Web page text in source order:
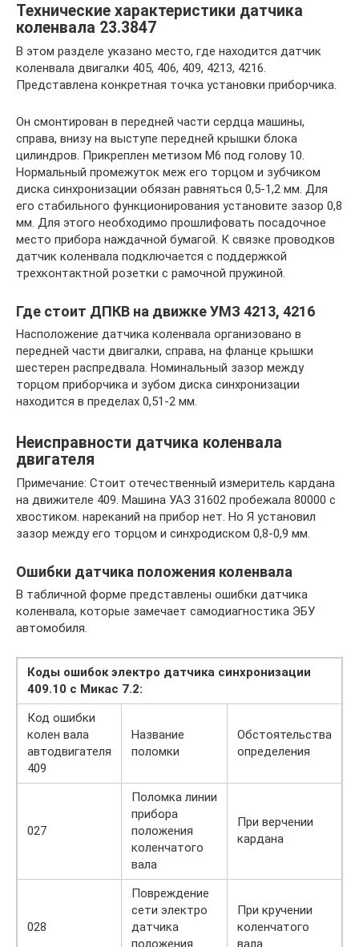
Технические характеристики датчика
коленвала 23.3847
В этом разделе указано место, где находится датчик
коленвала двигалки 405, 406, 409, 4213, 4216.
Представлена конкретная точка установки приборчика.
Он смонтирован в передней части сердца машины,
справа, внизу на выступе передней крышки блока
цилиндров. Прикреплен метизом М6 под голову 10.
Нормальный промежуток меж его торцом и зубчиком
диска синхронизации обязан равняться 0,5-1,2 мм. Для
его стабильного функционирования установите зазор 0,8
мм. Для этого необходимо прошлифовать посадочное
место прибора наждачной бумагой. К связке проводков
датчик коленвала подключается с поддержкой
трехконтактной розетки с рамочной пружиной.
Где стоит ДПКВ на движке УМЗ 4213, 4216
Hасположение датчика коленвала организовано в
передней части двигалки, справа, на фланце крышки
шестерен распредвала. Номинальный зазор между
торцом приборчика и зубом диска синхронизации
находится в пределах 0,51-2 мм.
Неисправности датчика коленвала
двигателя
Примечание: Стоит отечественный измеритель кардана
на движителе 409. Машина УАЗ 31602 пробежала 80000 с
хвостиком. нареканий на прибор нет. Но Я установил
зазор между его торцом и синхродиском 0,8-0,9 мм.
Ошибки датчика положения коленвала
В табличной форме представлены ошибки датчика
коленвала, которые замечает самодиагностика ЭБУ
автомобиля.
Коды ошибок электро датчика синхронизации
409.10 с Микас 7.2:
Код ошибки
колен вала
автодвигателя
409
Название
поломки
Обстоятельства
определения
027
Поломка линии
прибора
положения
коленчатого
вала
При верчении
кардана
028
Повреждение
сети электро
датчика
положения
При кручении
коленчатого
вала